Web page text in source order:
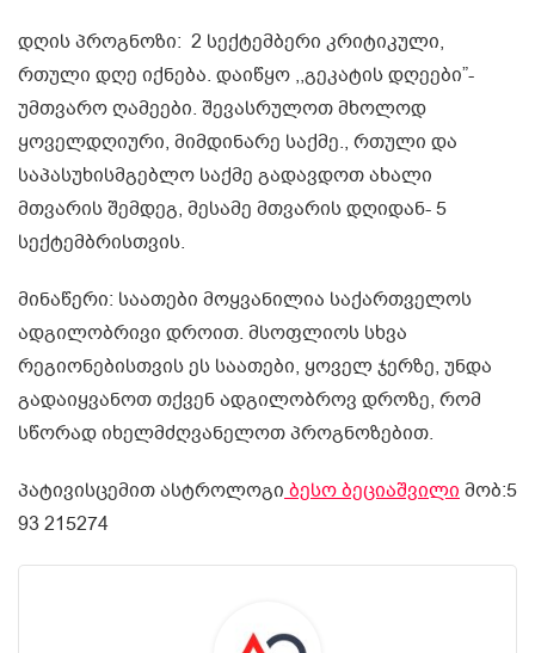
დღის პროგნოზი: 2 სექტემბერი კრიტიკული,
რთული დღე იქნება. დაიწყო ,,გეკატის დღეები”-
უმთვარო ღამეები. შევასრულოთ მხოლოდ
ყოველდღიური, მიმდინარე საქმე., რთული და
საპასუხისმგებლო საქმე გადავდოთ ახალი
მთვარის შემდეგ, მესამე მთვარის დღიდან- 5
სექტემბრისთვის.
მინაწერი: საათები მოყვანილია საქართველოს
ადგილობრივი დროით. მსოფლიოს სხვა
რეგიონებისთვის ეს საათები, ყოველ ჯერზე, უნდა
გადაიყვანოთ თქვენ ადგილობროვ დროზე, რომ
სწორად იხელმძღვანელოთ პროგნოზებით.
პატივისცემით ასტროლოგიბესო ბეციაშვილიმობ:5
93 215274